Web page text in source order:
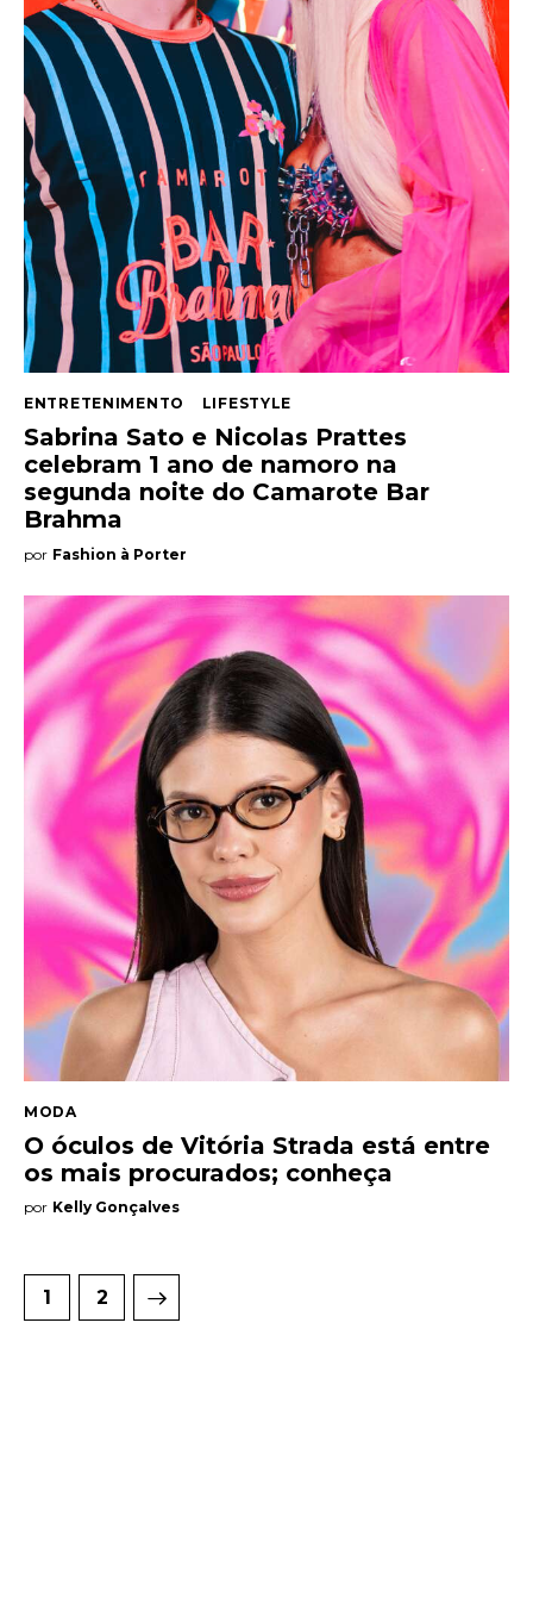
ENTRETENIMENTO LIFESTYLE
Sabrina Sato e Nicolas Prattes
celebram 1 ano de namoro na
segunda noite do Camarote Bar
Brahma
por Fashion à Porter
MODA
O óculos de Vitória Strada está entre
os mais procurados; conheça
por Kelly Gonçalves
1 2